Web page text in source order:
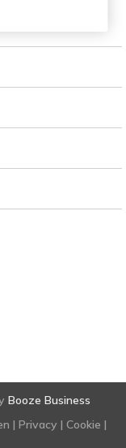
Booze Business
| Privacy | Cookie |